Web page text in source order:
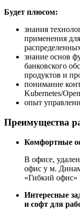
Будет плюсом:
знания
применения
знание основ
банковского
продуктов и
понимание
Kubernetes/
опыт
Преимущества
Комфортные
В офисе,
офис у м.
«Гибкий офис»
Интересные
и софт для